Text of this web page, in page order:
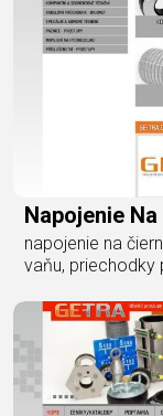
Napojenie
napojenie na
vaňu, priechodky